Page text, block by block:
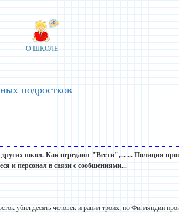
О ШКОЛЕ
подростков
другихшкол. Как передают "Вести",... ... Полиция
и персонал в связи с сообщениями...
убил десять человек и ранил троих, по Финляндии